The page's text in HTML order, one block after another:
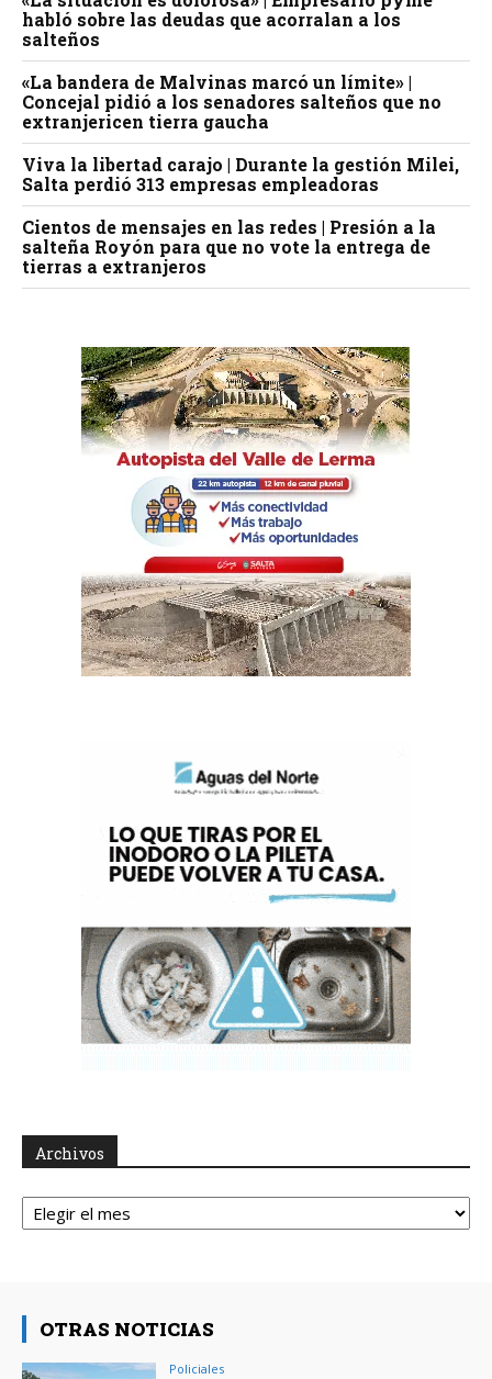
habló sobre las deudas que acorralan a los
salteños
«La bandera de Malvinas marcó un límite» |
Concejal pidió a los senadores salteños que no
extranjericen tierra gaucha
Viva la libertad carajo | Durante la gestión Milei,
Salta perdió 313 empresas empleadoras
Cientos de mensajes en las redes | Presión a la
salteña Royón para que no vote la entrega de
tierras a extranjeros
Archivos
Archivos
OTRAS NOTICIAS
Policiales